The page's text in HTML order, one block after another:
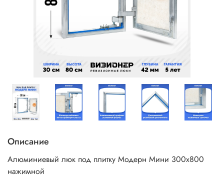
Описание
Алюминиевый люк под плитку Модерн Мини 300х800
нажимной